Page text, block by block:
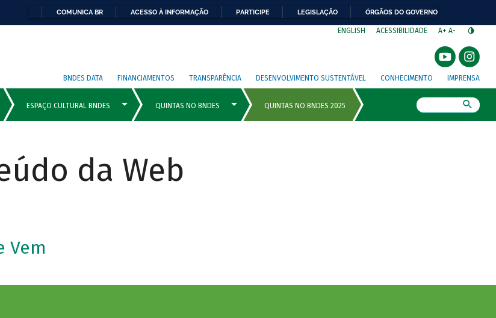
COMUNICA BR ACESSO À INFORMAÇÃO PARTICIPE LEGISLAÇÃO ÓRGÃOS DO GOVERNO
ENGLISH ACESSIBILIDADE A+ A-
BNDES DATA FINANCIAMENTOS TRANSPARÊNCIA DESENVOLVIMENTO SUSTENTÁVEL CONHECIMENTO IMPRENSA
da Web
Vem